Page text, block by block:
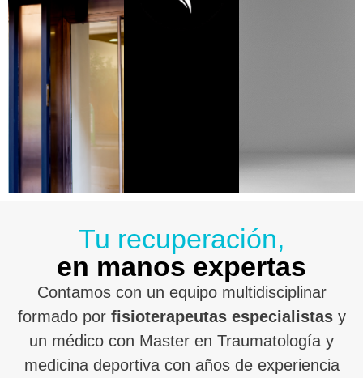
Tu recuperación,
en manos expertas
Contamos con un equipo multidisciplinar
formado por fisioterapeutas especialistasy
un médico con Master en Traumatología y
medicina deportiva con años de experiencia